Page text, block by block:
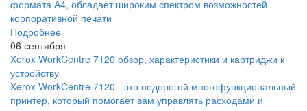
формата А4, обладает широким спектром возможностей
корпоративной печати
Подробнее
06 сентября
Xerox WorkCentre 7120 обзор, характеристики и картриджи к
устройству
Xerox WorkCentre 7120 - это недорогой многофункциональный
принтер, который помогает вам управлять расходами и